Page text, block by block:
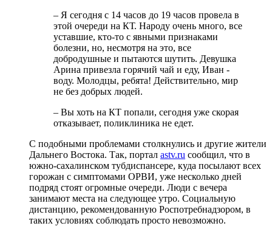
– Я сегодня с 14 часов до 19 часов провела в
этой очереди на КТ. Народу очень много, все
уставшие, кто-то с явными признаками
болезни, но, несмотря на это, все
добродушные и пытаются шутить. Девушка
Арина привезла горячий чай и еду, Иван -
воду. Молодцы, ребята! Действительно, мир
не без добрых людей.
– Вы хоть на КТ попали, сегодня уже скорая
отказывает, поликлиника не едет.
С подобными проблемами столкнулись и другие жители
Дальнего Востока. Так, портал astv.ru сообщил, что в
южно-сахалинском тубдиспансере, куда посылают всех
горожан с симптомами ОРВИ, уже несколько дней
подряд стоят огромные очереди. Люди с вечера
занимают места на следующее утро. Социальную
дистанцию, рекомендованную Роспотребнадзором, в
таких условиях соблюдать просто невозможно.